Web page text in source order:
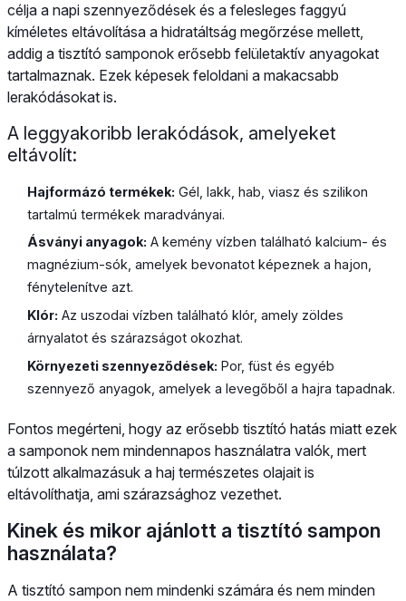
célja a napi szennyeződések és a felesleges faggyú
kíméletes eltávolítása a hidratáltság megőrzése mellett,
addig a tisztító samponok erősebb felületaktív anyagokat
tartalmaznak. Ezek képesek feloldani a makacsabb
lerakódásokat is.
A leggyakoribb lerakódások, amelyeket
eltávolít:
Hajformázó termékek: Gél, lakk, hab, viasz és szilikon
tartalmú termékek maradványai.
Ásványi anyagok: A kemény vízben található kalcium- és
magnézium-sók, amelyek bevonatot képeznek a hajon,
fénytelenítve azt.
Klór: Az uszodai vízben található klór, amely zöldes
árnyalatot és szárazságot okozhat.
Környezeti szennyeződések: Por, füst és egyéb
szennyező anyagok, amelyek a levegőből a hajra tapadnak.
Fontos megérteni, hogy az erősebb tisztító hatás miatt ezek
a samponok nem mindennapos használatra valók, mert
túlzott alkalmazásuk a haj természetes olajait is
eltávolíthatja, ami szárazsághoz vezethet.
Kinek és mikor ajánlott a tisztító sampon
használata?
A tisztító sampon nem mindenki számára és nem minden